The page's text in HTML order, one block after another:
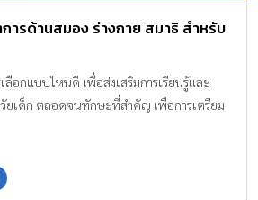
ารด้านสมอง ร่างกาย สมาธิ สำหรับ
ลือกแบบไหนดี เพื่อส่งเสริมการเรียนรู้และ
ยเด็ก ตลอดจนทักษะที่สำคัญ เพื่อการเตรียม